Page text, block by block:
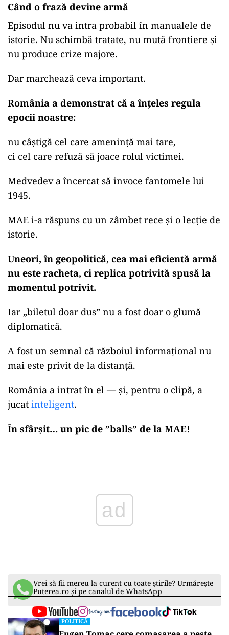
Când o frază devine armă
Episodul nu va intra probabil în manualele de
istorie. Nu schimbă tratate, nu mută frontiere și
nu produce crize majore.
Dar marchează ceva important.
România a demonstrat că a înțeles regula
epocii noastre:
nu câștigă cel care amenință mai tare,
ci cel care refuză să joace rolul victimei.
Medvedev a încercat să invoce fantomele lui
1945.
MAE i-a răspuns cu un zâmbet rece și o lecție de
istorie.
Uneori, în geopolitică, cea mai eficientă armă
nu este racheta, ci replica potrivită spusă la
momentul potrivit.
Iar „biletul doar dus” nu a fost doar o glumă
diplomatică.
A fost un semnal că războiul informațional nu
mai este privit de la distanță.
România a intrat în el — și, pentru o clipă, a
jucat inteligent.
În sfârșit… un pic de ”balls” de la MAE!
ad
Vrei să fii mereu la curent cu toate știrile? Urmărește
Puterea.ro și pe canalul de WhatsApp
POLITICĂ